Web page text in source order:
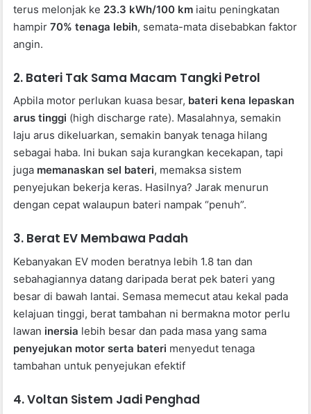
terus melonjak ke 23.3 kWh/100 km iaitu peningkatan
hampir70% tenaga lebih, semata-mata disebabkan faktor
angin.
2. Bateri Tak Sama Macam Tangki Petrol
Apbila motor perlukan kuasa besar, bateri kena lepaskan
arus tinggi (high discharge rate). Masalahnya, semakin
laju arus dikeluarkan, semakin banyak tenaga hilang
sebagai haba. Ini bukan saja kurangkan kecekapan, tapi
juga memanaskan sel bateri, memaksa sistem
penyejukan bekerja keras. Hasilnya? Jarak menurun
dengan cepat walaupun bateri nampak “penuh”.
3. Berat EV Membawa Padah
Kebanyakan EV moden beratnya lebih 1.8 tan dan
sebahagiannya datang daripada berat pek bateri yang
besar di bawah lantai. Semasa memecut atau kekal pada
kelajuan tinggi, berat tambahan ni bermakna motor perlu
lawan inersia lebih besar dan pada masa yang sama
penyejukan motor serta bateri menyedut tenaga
tambahan untuk penyejukan efektif
4. Voltan Sistem Jadi Penghad